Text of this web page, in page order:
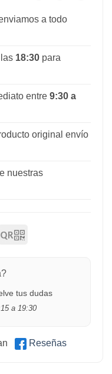
a todo
18:30para
entre 9:30 a
original envío
nuestras
tus dudas
a 19:30
Reseñas